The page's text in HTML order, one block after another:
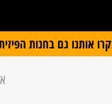
גם בחנות הפיזית: הרצל 74, ראשל”צ | חנייה חינם ללקוחות בלבד |